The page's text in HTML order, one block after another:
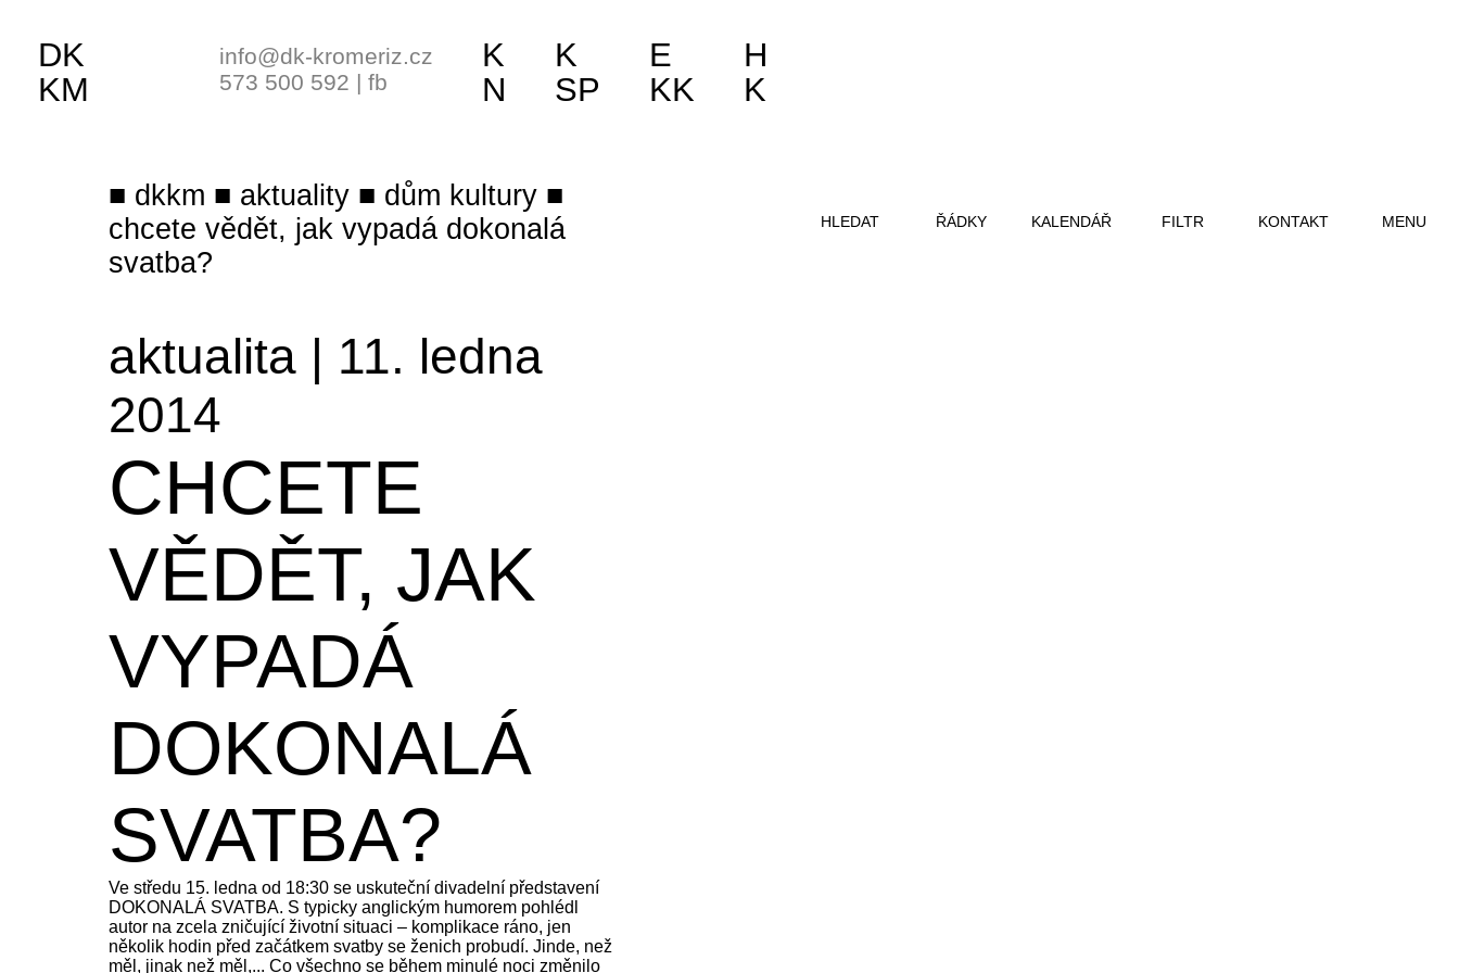
dkkm aktuality
dům kultury
chcete vědět, jak vypadá dokonalá
svatba?
aktualita | 11. ledna
2014
CHCETE
VĚDĚT, JAK
VYPADÁ
DOKONALÁ
SVATBA?
Ve středu 15. ledna od 18:30 se uskuteční divadelní představení
DOKONALÁ SVATBA. S typicky anglickým humorem pohlédl
autor na zcela zničující životní situaci – komplikace ráno, jen
několik hodin před začátkem svatby se ženich probudí. Jinde, než
měl, jinak než měl,... Co všechno se během minulé noci změnilo
DK
KM
info@dk-kromeriz.cz
573 500 592 | fb
K
N
K
SP
E
KK
H
K
HLEDAT ŘÁDKY KALENDÁŘ FILTR KONTAKT MENU